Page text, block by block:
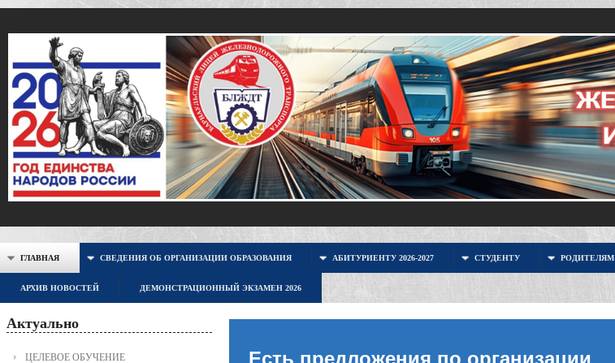
ГЛАВНАЯ СВЕДЕНИЯ ОБ ОРГАНИЗАЦИИ ОБРАЗОВАНИЯ АБИТУРИЕНТУ 2026-2027 СТУДЕНТУ РОДИТЕЛЯМ
АРХИВ НОВОСТЕЙ ДЕМОНСТРАЦИОННЫЙ ЭКЗАМЕН 2026
Актуально
ЦЕЛЕВОЕ ОБУЧЕНИЕ
Есть предложения по организации